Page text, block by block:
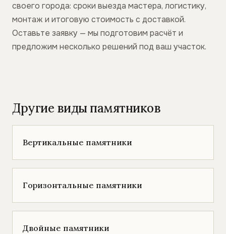
своего города: сроки выезда мастера, логистику,
монтаж и итоговую стоимость с доставкой.
Оставьте заявку — мы подготовим расчёт и
предложим несколько решений под ваш участок.
Другие виды памятников
Вертикальные памятники
Горизонтальные памятники
Двойные памятники